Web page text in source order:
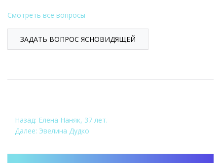
Смотреть все вопросы
ЗАДАТЬ ВОПРОС ЯСНОВИДЯЩЕЙ
НАВИГАЦИЯ
ПО
ЗАПИСЯМ
Назад: Елена Наняк, 37 лет.
Далее: Эвелина Дудко